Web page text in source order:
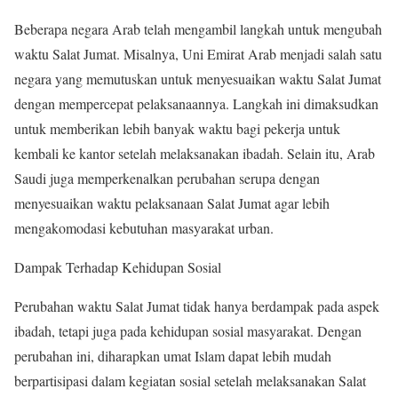
Beberapa negara Arab telah mengambil langkah untuk mengubah
waktu Salat Jumat. Misalnya, Uni Emirat Arab menjadi salah satu
negara yang memutuskan untuk menyesuaikan waktu Salat Jumat
dengan mempercepat pelaksanaannya. Langkah ini dimaksudkan
untuk memberikan lebih banyak waktu bagi pekerja untuk
kembali ke kantor setelah melaksanakan ibadah. Selain itu, Arab
Saudi juga memperkenalkan perubahan serupa dengan
menyesuaikan waktu pelaksanaan Salat Jumat agar lebih
mengakomodasi kebutuhan masyarakat urban.
Dampak Terhadap Kehidupan Sosial
Perubahan waktu Salat Jumat tidak hanya berdampak pada aspek
ibadah, tetapi juga pada kehidupan sosial masyarakat. Dengan
perubahan ini, diharapkan umat Islam dapat lebih mudah
berpartisipasi dalam kegiatan sosial setelah melaksanakan Salat